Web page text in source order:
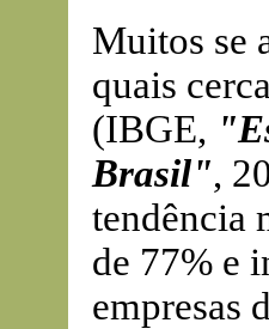
Muitos se
quais
(IBGE,
Brasil",
tendência
de 77% e
empresas